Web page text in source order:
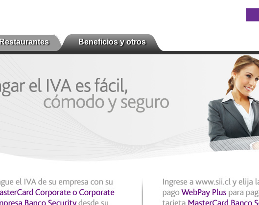
Restaurantes Beneficios y otros